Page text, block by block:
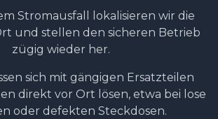
Stromausfall lokalisieren wir die
und stellen den sicheren Betrieb
zügig wieder her.
sich mit gängigen Ersatzteilen
direkt vor Ort lösen, etwa bei lose
oder defekten Steckdosen.